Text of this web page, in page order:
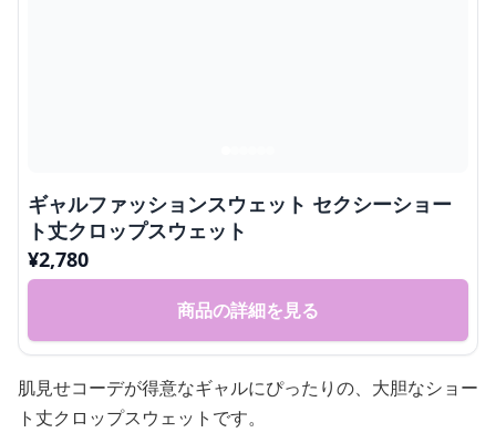
ギャルファッションスウェット セクシーショー
ト丈クロップスウェット
¥2,780
商品の詳細を見る
肌見せコーデが得意なギャルにぴったりの、大胆なショー
ト丈クロップスウェットです。